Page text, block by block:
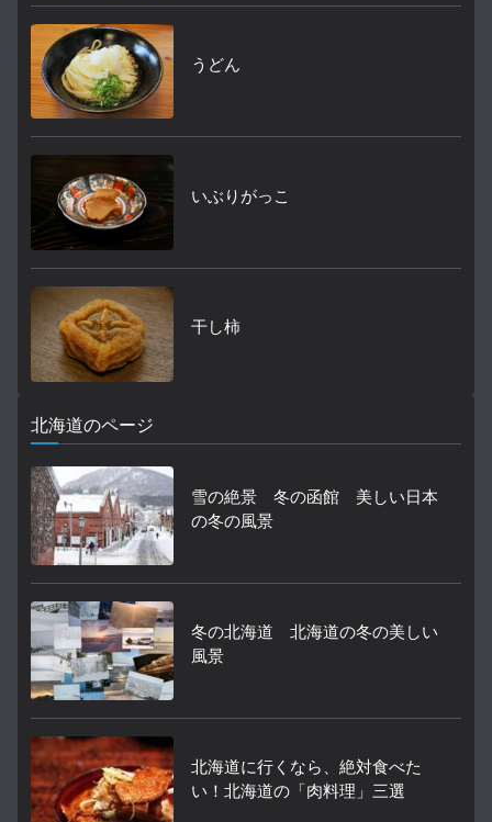
うどん
いぶりがっこ
干し柿
北海道のページ
雪の絶景 冬の函館 美しい日本
の冬の風景
冬の北海道 北海道の冬の美しい
風景
北海道に行くなら、絶対食べた
い！北海道の「肉料理」三選